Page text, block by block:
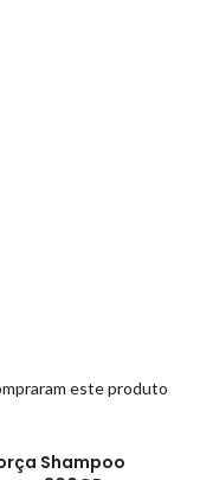
Shampoo
este produto